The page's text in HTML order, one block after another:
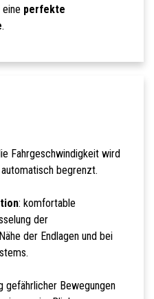
perfekte
.
Fahrgeschwindigkeit wird
begrenzt.
: komfortable
der
der Endlagen und bei
gefährlicher Bewegungen